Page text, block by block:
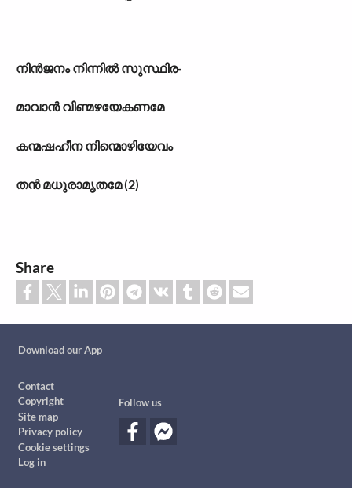
നിൻജനം നിന്നിൽ സുസ്ഥിര-
മാവാൻ വിണ്മഴയേകണമേ
കന്മഷഹീന നിന്മൊഴിയേവം
തൻ മധുരാമൃതമേ (2)
Share
Download our App
Contact
Copyright
Site map
Privacy policy
Cookie settings
Log in
Follow us